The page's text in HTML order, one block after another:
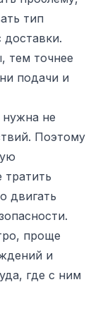
тип
тем точнее
подачи и
не
Поэтому
двигать
проще
и
где с ним